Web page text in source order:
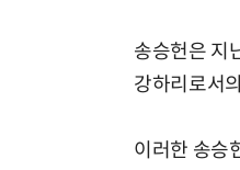
송승헌은 지
강하리로서
이러한 송승